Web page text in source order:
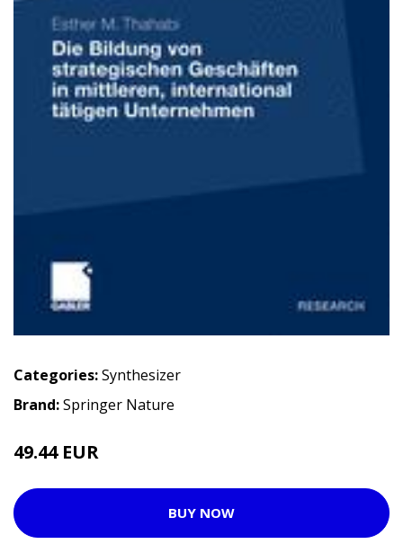
Categories:Synthesizer
Brand:Springer Nature
49.44 EUR
BUY NOW